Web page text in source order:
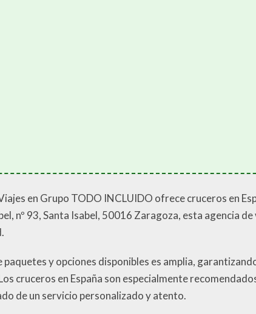
en Grupo TODO INCLUIDO ofrece cruceros en
nº 93, Santa Isabel, 50016 Zaragoza, esta agencia
paquetes y opciones disponibles es amplia,
cruceros en España son especialmente
de un servicio personalizado y atento.